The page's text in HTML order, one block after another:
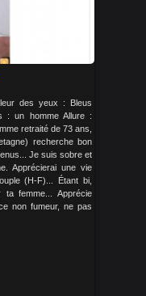
des yeux : Bleus
: un homme Allure :
retraité de 73 ans,
recherche bon
Je suis sobre et
Apprécierai une vie
(H-F)... Étant bi,
femme... Apprécie
non fumeur, ne pas